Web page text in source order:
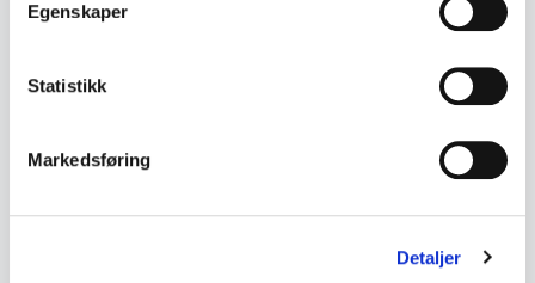
Egenskaper
Statistikk
Markedsføring
Detaljer
• 2 passenger carriages
• Curved tracks included
• Sold as shown in the pictures